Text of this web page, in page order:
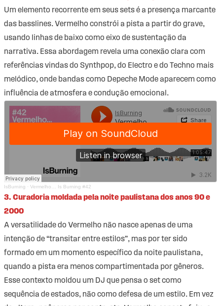
Um elemento recorrente em seus sets é a presença marcante
das basslines. Vermelho constrói a pista a partir do grave,
usando linhas de baixo como eixo de sustentação da
narrativa. Essa abordagem revela uma conexão clara com
referências vindas do Synthpop, do Electro e do Techno mais
melódico, onde bandas como Depeche Mode aparecem como
influência de atmosfera e condução emocional.
IsBurning · Vermelho… Is Burning #42
3. Curadoria moldada pela noite paulistana dos anos 90 e
2000
A versatilidade do Vermelho não nasce apenas de uma
intenção de “transitar entre estilos”, mas por ter sido
formado em um momento específico da noite paulistana,
quando a pista era menos compartimentada por gêneros.
Esse contexto moldou um DJ que pensa o set como
sequência de estados, não como defesa de um estilo. Em vez